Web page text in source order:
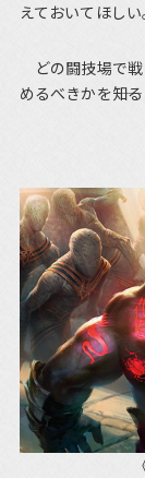
えておいてほしい
どの闘技場で戦
めるべきかを――知